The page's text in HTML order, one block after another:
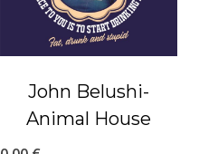
John Belushi-
Animal House